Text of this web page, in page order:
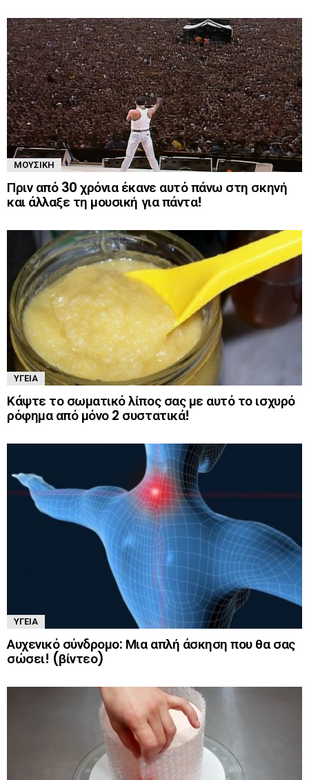
ΜΟΥΣΙΚΉ
Πριν από 30 χρόνια έκανε αυτό πάνω στη σκηνή
και άλλαξε τη μουσική για πάντα!
ΥΓΕΊΑ
Κάψτε το σωματικό λίπος σας με αυτό το ισχυρό
ρόφημα από μόνο 2 συστατικά!
ΥΓΕΊΑ
Αυχενικό σύνδρομο: Μια απλή άσκηση που θα σας
σώσει! (βίντεο)